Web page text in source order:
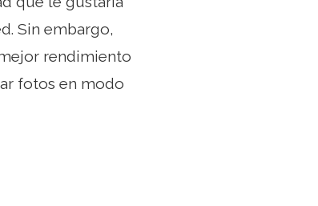
Sin embargo,
rendimiento
fotos en modo